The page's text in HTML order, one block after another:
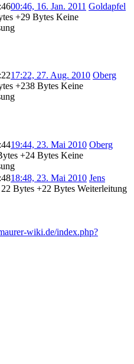
00:46, 16. Jan. 2011 Goldapfel
+29 Bytes Keine
17:22, 27. Aug. 2010 Oberg
+238 Bytes Keine
19:44, 23. Mai 2010 Oberg
+24 Bytes Keine
18:48, 23. Mai 2010 Jens
22 Bytes +22 Bytes Weiterleitung
wiki.de/index.php?